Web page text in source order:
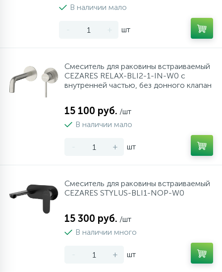
В наличии мало
- + шт
Смеситель для раковины встраиваемый
CEZARES RELAX-BLI2-1-IN-W0 с
внутренней частью, без донного клапан
15 100 руб. /шт
В наличии мало
- + шт
Смеситель для раковины встраиваемый
CEZARES STYLUS-BLI1-NOP-W0
15 300 руб. /шт
В наличии много
- + шт